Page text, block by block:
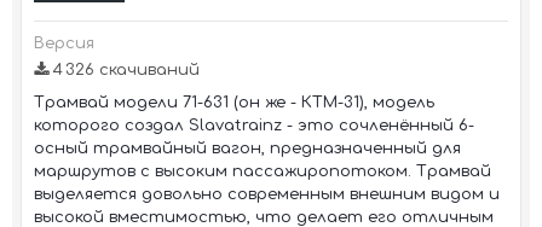
Версия
4 326 скачиваний
Трамвай модели 71-631 (он же - КТМ-31), модель
которого создал Slavatrainz - это сочленённый 6-
осный трамвайный вагон, предназначенный для
маршрутов с высоким пассажиропотоком. Трамвай
выделяется довольно современным внешним видом и
высокой вместимостью, что делает его отличным